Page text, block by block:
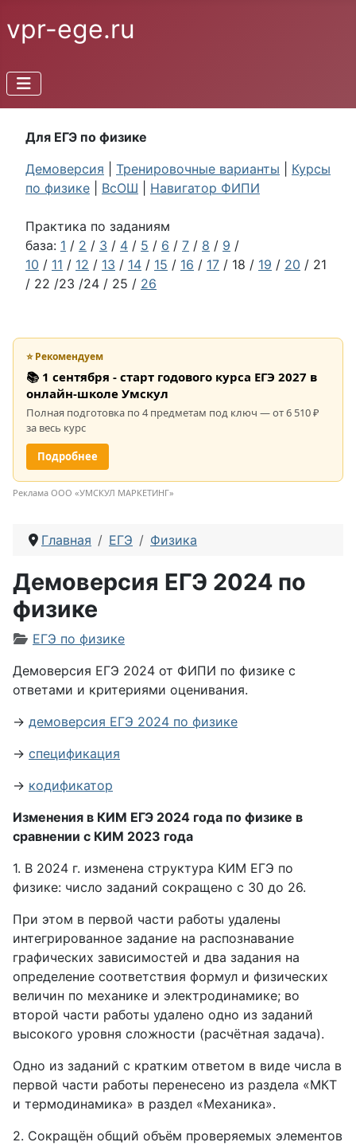
vpr-ege.ru
Для ЕГЭ по физике
Демоверсия
Тренировочные варианты
Курсы
по физике
ВсОШ Навигатор ФИПИ
Практика по заданиям
база: 1 / 2 / 3 / 4 / 5 / 6 / 7 / 8 / 9 /
10 / 11 / 12 / 13 / 14 / 15 / 16 / 17 / 18 / 19 / 20 / 21
/ 22 /23 /24 / 25 / 26
⭐ Рекомендуем
📚 1 сентября - старт годового курса ЕГЭ 2027 в
онлайн-школе Умскул
Полная подготовка по 4 предметам под ключ — от 6 510 ₽
за весь курс
Подробнее
Реклама ООО «УМСКУЛ МАРКЕТИНГ»
Главная ЕГЭ Физика
Демоверсия ЕГЭ 2024 по
физике
Информация о материале
ЕГЭ по физике
Демоверсия ЕГЭ 2024 от ФИПИ по физике с
ответами и критериями оценивания.
→ демоверсия ЕГЭ 2024 по физике
→ спецификация
→ кодификатор
Изменения в КИМ ЕГЭ 2024 года по физике в
сравнении с КИМ 2023 года
1. В 2024 г. изменена структура КИМ ЕГЭ по
физике: число заданий сокращено с 30 до 26.
При этом в первой части работы удалены
интегрированное задание на распознавание
графических зависимостей и два задания на
определение соответствия формул и физических
величин по механике и электродинамике; во
второй части работы удалено одно из заданий
высокого уровня сложности (расчётная задача).
Одно из заданий с кратким ответом в виде числа в
первой части работы перенесено из раздела «МКТ
и термодинамика» в раздел «Механика».
2. Сокращён общий объём проверяемых элементов